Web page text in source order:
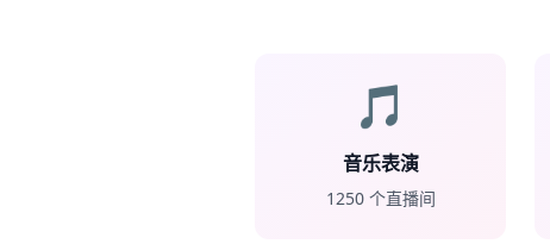
🎵
音乐表演
1250个直播间